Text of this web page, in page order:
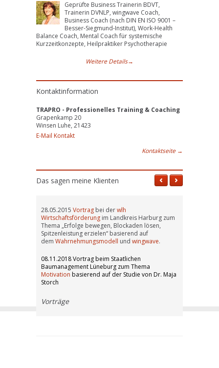
Geprüfte Business Trainerin BDVT,
Trainerin DVNLP, wingwave Coach,
Business Coach (nach DIN EN ISO 9001 –
Besser-Siegmund-Institut), Work-Health
Balance Coach, Mental Coach für systemische
Kurzzeitkonzepte, Heilpraktiker Psychotherapie
Weitere Details→
Kontaktinformation
TRAPRO - Professionelles Training & Coaching
Grapenkamp 20
Winsen Luhe, 21423
E-Mail Kontakt
Kontaktseite →
Das sagen meine Klienten
28.05.2015 Vortrag bei derwlh
Wirtschaftsförderung im Landkreis Harburg zum
Thema „Erfolge bewegen, Blockaden lösen,
Spitzenleistung erzielen“ basierend auf
dem Wahrnehmungsmodell und wingwave.
08.11.2018 Vortrag beim Staatlichen
Baumanagement Lüneburg zum Thema
Motivation basierend auf der Studie von Dr. Maja
Storch
Vorträge